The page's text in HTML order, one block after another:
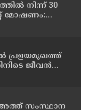
നിന്ന് 30
മോഷണം:
പ്രളയമുഖത്ത്
ജീവൻ
സംസ്ഥാന